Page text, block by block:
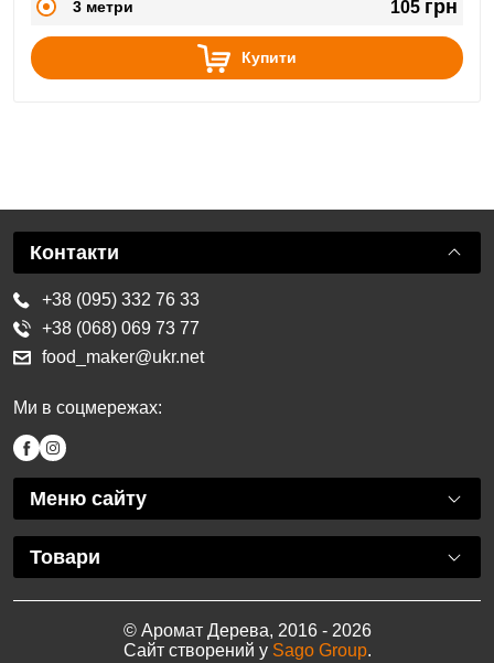
3 метри 105 грн
Купити
Меню сайту
Товари
Контакти
+38 (095) 332 76 33
+38 (068) 069 73 77
food_maker@ukr.net
Ми в соцмережах:
© Аромат Дерева, 2016 - 2026
Сайт створений у Sago Group.